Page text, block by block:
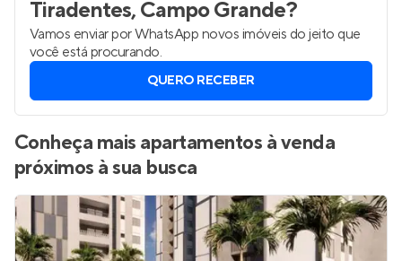
Tiradentes, Campo Grande?
Vamos enviar por WhatsApp novos imóveis do jeito que
você está procurando.
QUERO RECEBER
Conheça mais apartamentos à venda
próximos à sua busca